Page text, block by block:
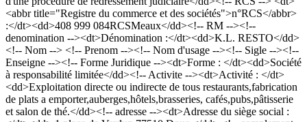
<abbr title="Registre du commerce et des sociétés">n°RCS</abbr>
:</dt><dd>408 999 084RCSMeaux</dd><!-- RM --><!--
denomination --><dt>Dénomination :</dt><dd>K.L. RESTO</dd>
<!-- Nom --> <!-- Prenom --><!-- Nom d'usage --><!-- Sigle --><!--
Enseigne --><!-- Forme Juridique --><dt>Forme : </dt><dd>Société
à responsabilité limitée</dd><!-- Activite --><dt>Activité : </dt>
<dd>Exploitation directe ou indirecte de tous restaurants,fabrication
de plats a emporter,auberges,hôtels,brasseries, cafés,pubs,pâtisserie
et salon de thé.</dd><!-- adresse --><dt>Adresse du siège social :